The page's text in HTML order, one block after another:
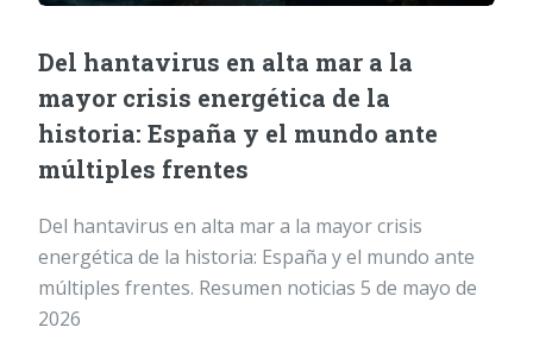
Del hantavirus en alta mar a la
mayor crisis energética de la
historia: España y el mundo ante
múltiples frentes
Del hantavirus en alta mar a la mayor crisis
energética de la historia: España y el mundo ante
múltiples frentes. Resumen noticias 5 de mayo de
2026